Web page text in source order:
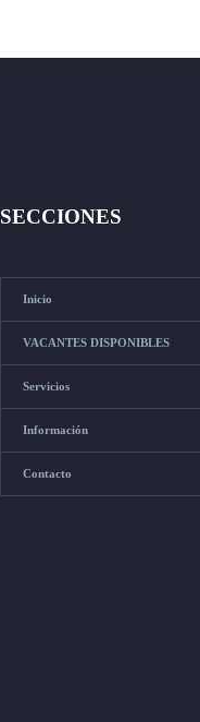
SECCIONES
Inicio
VACANTES DISPONIBLES
Servicios
Información
Contacto